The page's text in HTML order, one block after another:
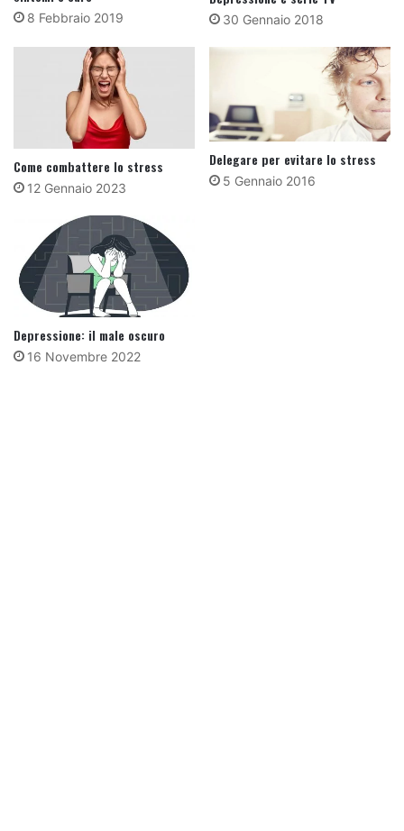
8 Febbraio 2019 30 Gennaio 2018
Come combattere lo stress
12 Gennaio 2023
Delegare per evitare lo stress
5 Gennaio 2016
Depressione: il male oscuro
16 Novembre 2022